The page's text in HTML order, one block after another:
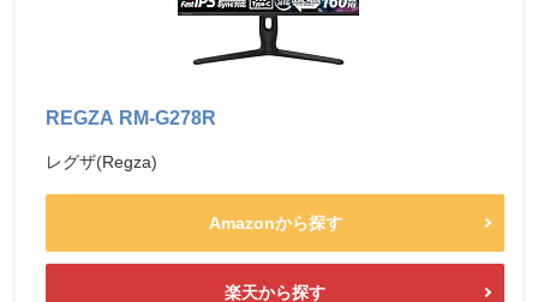
REGZA RM-G278R
レグザ(Regza)
Amazonから探す
楽天から探す